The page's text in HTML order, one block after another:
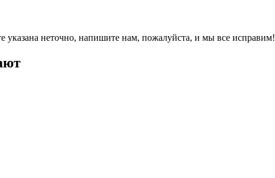
указана неточно, напишите нам, пожалуйста, и мы все исправим!